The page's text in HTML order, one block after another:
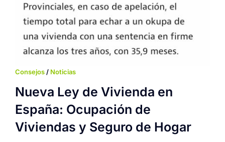
Consejos/ Noticias
Nueva Ley de Vivienda en
España: Ocupación de
Viviendas y Seguro de Hogar